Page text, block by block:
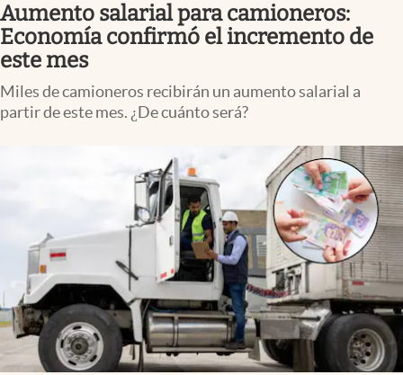
Colombia
Aumento salarial para camioneros:
Economía confirmó el incremento de
este mes
Miles de camioneros recibirán un aumento salarial a
partir de este mes. ¿De cuánto será?